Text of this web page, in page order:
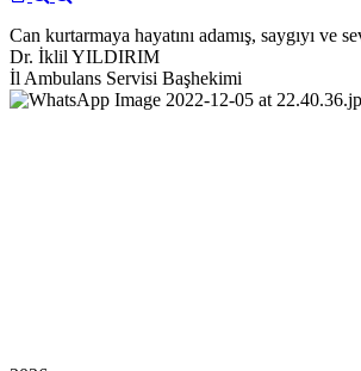
Can kurtarmaya hayatını adamış, saygıyı
Dr. İklil YILDIRIM
İl Ambulans Servisi Başhekimi